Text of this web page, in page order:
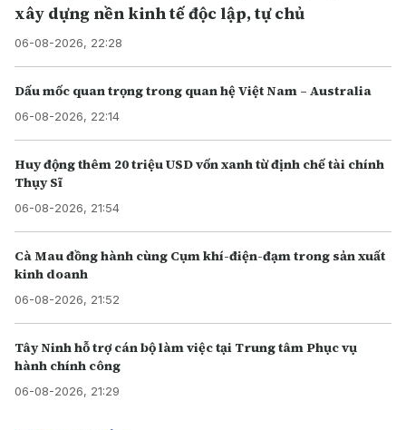
xây dựng nền kinh tế độc lập, tự chủ
06-08-2026, 22:28
Dấu mốc quan trọng trong quan hệ Việt Nam – Australia
06-08-2026, 22:14
Huy động thêm 20 triệu USD vốn xanh từ định chế tài chính
Thụy Sĩ
06-08-2026, 21:54
Cà Mau đồng hành cùng Cụm khí-điện-đạm trong sản xuất
kinh doanh
06-08-2026, 21:52
Tây Ninh hỗ trợ cán bộ làm việc tại Trung tâm Phục vụ
hành chính công
06-08-2026, 21:29